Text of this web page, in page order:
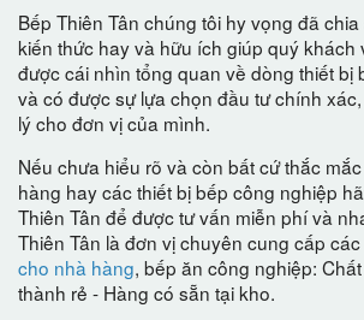
Bếp Thiên Tân chúng tôi hy vọng đã
kiến thức hay và hữu ích giúp quý khách
được cái nhìn tổng quan về dòng thiết bị
và có được sự lựa chọn đầu tư chính
lý cho đơn vị của mình.
Nếu chưa hiểu rõ và còn bất cứ thắc
hàng hay các thiết bị bếp công nghiệp
Thiên Tân để được tư vấn miễn phí và
Thiên Tân là đơn vị chuyên cung cấp
cho nhà hàng, bếp ăn công nghiệp:
thành rẻ - Hàng có sẵn tại kho.